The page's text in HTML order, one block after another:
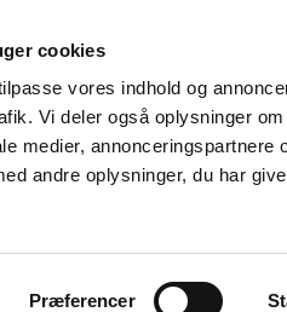
cookies
vores indhold og
Vi deler også oplysninger
medier, annonceringspartnere
andre oplysninger, du har
Præferencer